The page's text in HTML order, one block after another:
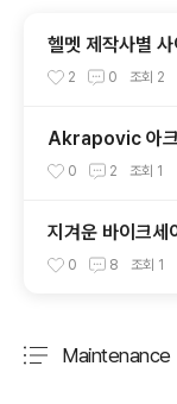
헬멧 제작사별
2 0 조회 2
Akrapovic 아크
0 2 조회 1
지겨운 바이크세
0 8 조회 1
Maintenance